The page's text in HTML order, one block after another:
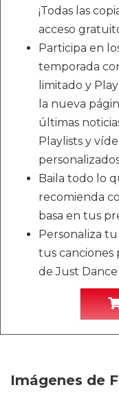
¡Todas las
acceso
Participa en
temporada
limitado y
la nueva
últimas
Playlists y
Baila todo lo
recomienda
basa en tus
Personaliza
tus canciones
de Just
Imágenes de